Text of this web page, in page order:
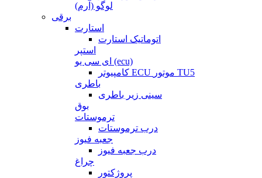
لوگو (آرم)
برقی
استارت
اتوماتیک استارت
استپر
ای سی یو (ecu)
کامپیوتر ECU موتور TU5
باطری
سینی زیر باطری
بوق
ترموستات
درب ترموستات
جعبه فیوز
درب جعبه فیوز
چراغ
پروژکتور